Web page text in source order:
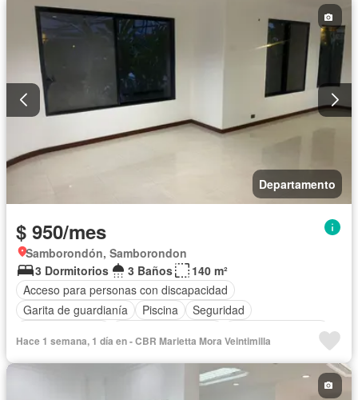
Seguridad
Terraza Vista panorámica
Departamento
$ 950/mes
Samborondón, Samborondon
3 Dormitorios
3 Baños
140 m²
Acceso para personas con discapacidad
Garita de guardianía
Piscina
Seguridad
Cuarto de servicio
Estacionamiento
Jacuzzi Jardín Patio Sin amoblar
Hace 1 semana, 1 día en - CBR Marietta Mora Veintimilla